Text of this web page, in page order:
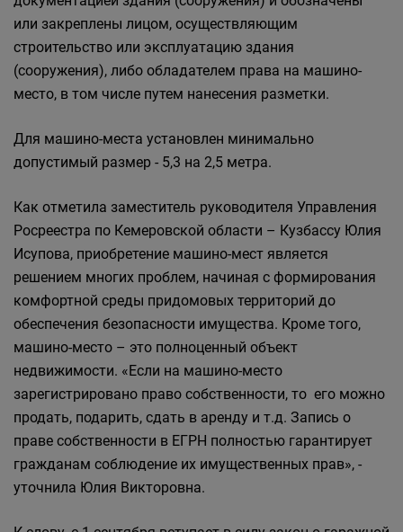
или закреплены лицом, осуществляющим
строительство или эксплуатацию здания
(сооружения), либо обладателем права на машино-
место, в том числе путем нанесения разметки.
Для машино-места установлен минимально
допустимый размер - 5,3 на 2,5 метра.
Как отметила заместитель руководителя Управления
Росреестра по Кемеровской области – Кузбассу Юлия
Исупова, приобретение машино-мест является
решением многих проблем, начиная с формирования
комфортной среды придомовых территорий до
обеспечения безопасности имущества. Кроме того,
машино-место – это полноценный объект
недвижимости. «Если на машино-место
зарегистрировано право собственности, то его можно
продать, подарить, сдать в аренду и т.д. Запись о
праве собственности в ЕГРН полностью гарантирует
гражданам соблюдение их имущественных прав», -
уточнила Юлия Викторовна.